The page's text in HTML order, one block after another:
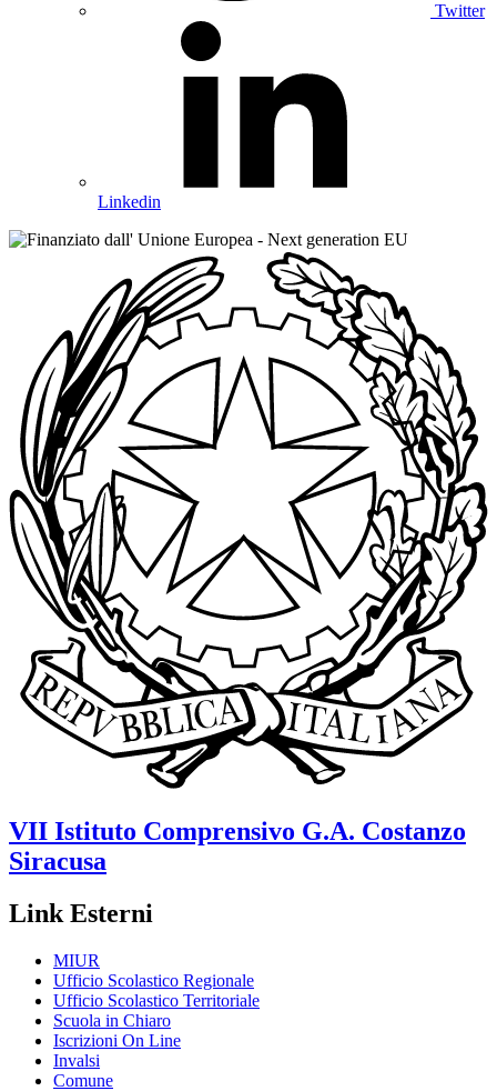
Twitter
Linkedin
VII Istituto Comprensivo G.A. Costanzo
Siracusa
Link Esterni
MIUR
Ufficio Scolastico Regionale
Ufficio Scolastico Territoriale
Scuola in Chiaro
Iscrizioni On Line
Invalsi
Comune